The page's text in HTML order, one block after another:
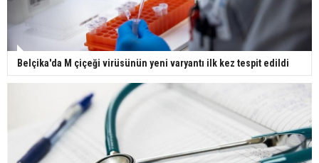
Belçika'da M çiçeği virüsünün yeni varyantı ilk kez tespit edildi